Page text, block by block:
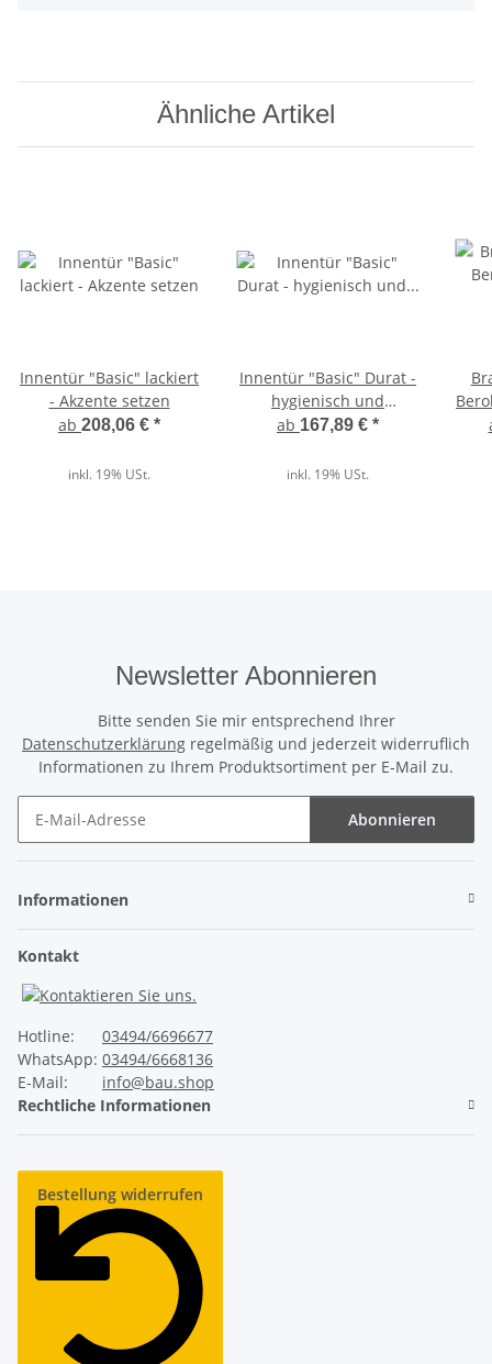
Ähnliche Artikel
Innentür "Basic" lackiert
- Akzente setzen
ab 208,06 € *
inkl. 19% USt.
Innentür "Basic" Durat -
hygienisch und
pflegeleicht
ab 167,89 € *
inkl. 19% USt.
Newsletter Abonnieren
Bitte senden Sie mir entsprechend Ihrer
Datenschutzerklärung regelmäßig und jederzeit widerruflich
Informationen zu Ihrem Produktsortiment per E-Mail zu.
Abonnieren
Informationen
Kontakt
Hotline:
03494/6696677
WhatsApp: 03494/6668136
E-Mail:
info@bau.shop
Rechtliche Informationen
Bestellung widerrufen